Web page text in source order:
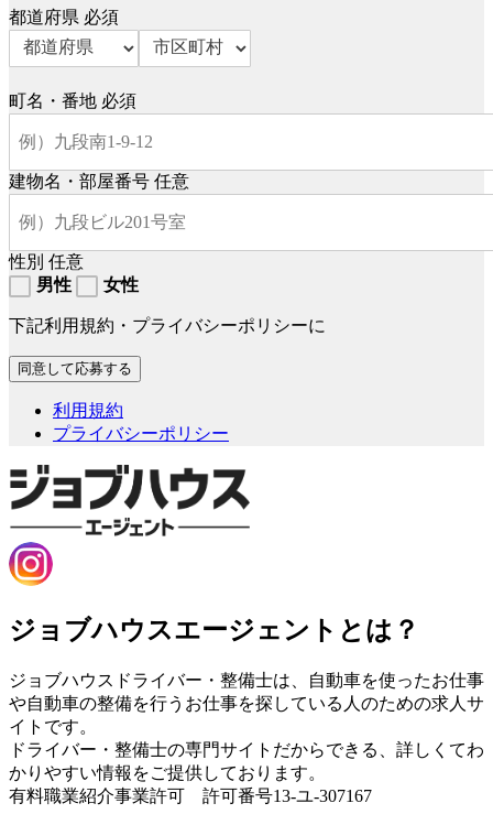
都道府県 必須
町名・番地 必須
建物名・部屋番号 任意
性別 任意
男性
女性
下記利用規約・プライバシーポリシーに
利用規約
プライバシーポリシー
ジョブハウスエージェントとは？
ジョブハウスドライバー・整備士は、自動車を使ったお仕事
や自動車の整備を行うお仕事を探している人のための求人サ
イトです。
ドライバー・整備士の専門サイトだからできる、詳しくてわ
かりやすい情報をご提供しております。
有料職業紹介事業許可 許可番号13-ユ-307167